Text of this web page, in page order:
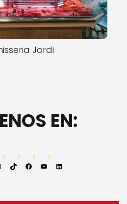
Jordi
EN:
Instagram
TikTokFacebookYouTube